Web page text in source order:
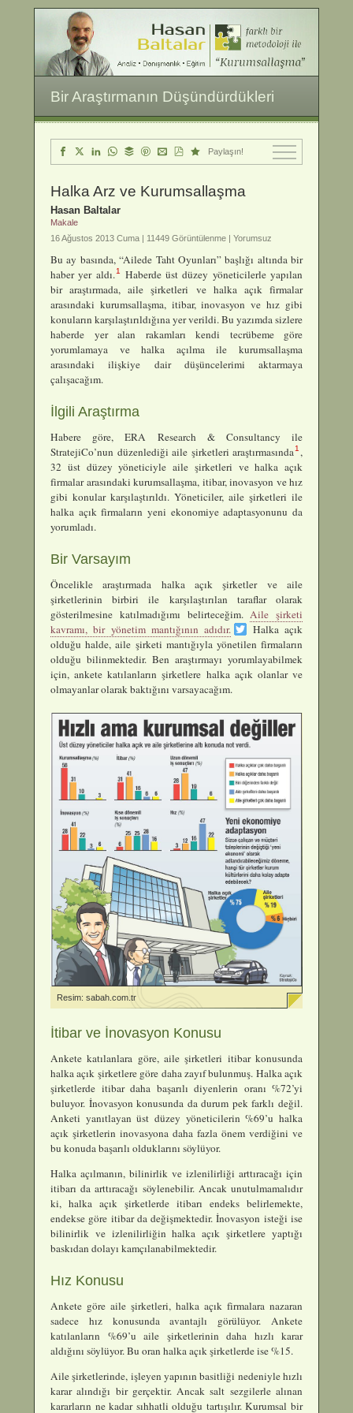
Bir Araştırmanın Düşündürdükleri
Paylaşın!
Halka Arz ve Kurumsallaşma
Hasan Baltalar
Makale
16 Ağustos 2013 Cuma | 11449 Görüntülenme | Yorumsuz
Bu ay basında, “Ailede Taht Oyunları” başlığı altında bir
haber yer aldı.1
Haberde üst düzey yöneticilerle yapılan
bir araştırmada, aile şirketleri ve halka açık firmalar
arasındaki kurumsallaşma, itibar, inovasyon ve hız gibi
konuların karşılaştırıldığına yer verildi. Bu yazımda sizlere
haberde yer alan rakamları kendi tecrübeme göre
yorumlamaya ve halka açılma ile kurumsallaşma
arasındaki ilişkiye dair düşüncelerimi aktarmaya
çalışacağım.
İlgili Araştırma
Habere göre, ERA Research & Consultancy ile
StratejiCo’nun düzenlediği aile şirketleri araştırmasında1 ,
32 üst düzey yöneticiyle aile şirketleri ve halka açık
firmalar arasındaki kurumsallaşma, itibar, inovasyon ve hız
gibi konular karşılaştırıldı. Yöneticiler, aile şirketleri ile
halka açık firmaların yeni ekonomiye adaptasyonunu da
yorumladı.
Bir Varsayım
Öncelikle araştırmada halka açık şirketler ve aile
şirketlerinin birbiri ile karşılaştırılan taraflar olarak
gösterilmesine katılmadığımı belirteceğim. Aile şirketi
kavramı, bir yönetim mantığının adıdır.
Halka açık
olduğu halde, aile şirketi mantığıyla yönetilen firmaların
olduğu bilinmektedir. Ben araştırmayı yorumlayabilmek
için, ankete katılanların şirketlere halka açık olanlar ve
olmayanlar olarak baktığını varsayacağım.
Resim: sabah.com.tr
İtibar ve İnovasyon Konusu
Ankete katılanlara göre, aile şirketleri itibar konusunda
halka açık şirketlere göre daha zayıf bulunmuş. Halka açık
şirketlerde itibar daha başarılı diyenlerin oranı %72’yi
buluyor. İnovasyon konusunda da durum pek farklı değil.
Anketi yanıtlayan üst düzey yöneticilerin %69’u halka
açık şirketlerin inovasyona daha fazla önem verdiğini ve
bu konuda başarılı olduklarını söylüyor.
Halka açılmanın, bilinirlik ve izlenilirliği arttıracağı için
itibarı da arttıracağı söylenebilir. Ancak unutulmamalıdır
ki, halka açık şirketlerde itibarı endeks belirlemekte,
endekse göre itibar da değişmektedir. İnovasyon isteği ise
bilinirlik ve izlenilirliğin halka açık şirketlere yaptığı
baskıdan dolayı kamçılanabilmektedir.
Hız Konusu
Ankete göre aile şirketleri, halka açık firmalara nazaran
sadece hız konusunda avantajlı görülüyor. Ankete
katılanların %69’u aile şirketlerinin daha hızlı karar
aldığını söylüyor. Bu oran halka açık şirketlerde ise %15.
Aile şirketlerinde, işleyen yapının basitliği nedeniyle hızlı
karar alındığı bir gerçektir. Ancak salt sezgilerle alınan
kararların ne kadar sıhhatli olduğu tartışılır. Kurumsal bir